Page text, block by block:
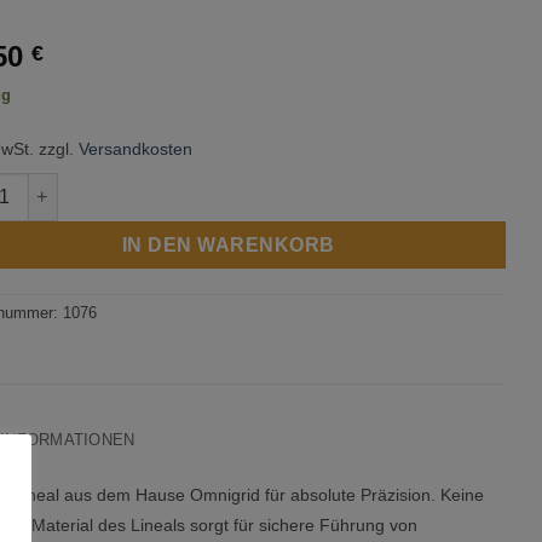
€
zzgl. Versandkosten
- Lineal 15 cm x 30 cm Menge
IN DEN WARENKORB
1076
aus dem Hause Omnigrid für absolute Präzision. Keine
Material des Lineals sorgt für sichere Führung von